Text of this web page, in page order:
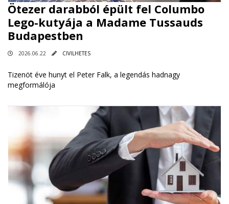
Ötezer darabból épült fel Columbo
Lego-kutyája a Madame Tussauds
Budapestben
2026.06.22 CIVILHETES
Tizenöt éve hunyt el Peter Falk, a legendás hadnagy
megformálója